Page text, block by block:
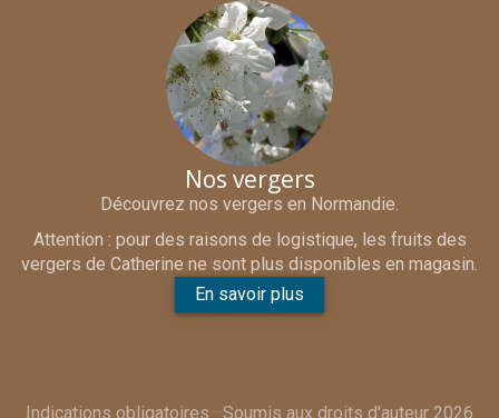
Nos vergers
Découvrez nos vergers en Normandie.
Attention : pour des raisons de logistique, les fruits des
vergers de Catherine ne sont plus disponibles en magasin.
En savoir plus
Indications obligatoires Soumis aux droits d'auteur 2026